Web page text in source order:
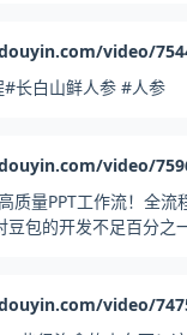
video/
长白山鲜人参 #人参
video/
质量PPT工作流！全
豆包的开发不足百分之
video/